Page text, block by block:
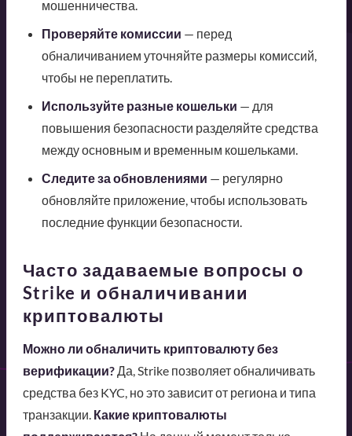
мошенничества.
Проверяйте комиссии — перед
обналичиванием уточняйте размеры комиссий,
чтобы не переплатить.
Используйте разные кошельки — для
повышения безопасности разделяйте средства
между основным и временным кошельками.
Следите за обновлениями — регулярно
обновляйте приложение, чтобы использовать
последние функции безопасности.
Часто задаваемые вопросы о
Strike и обналичивании
криптовалюты
Можно ли обналичить криптовалюту без
верификации?Да, Strike позволяет обналичивать
средства без KYC, но это зависит от региона и типа
транзакции. Какие криптовалюты